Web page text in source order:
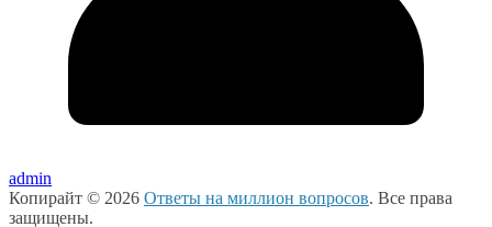
admin
Копирайт © 2026 Ответы на миллион вопросов. Все права
защищены.